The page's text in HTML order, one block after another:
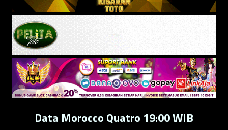
Data Morocco Quatro 19:00 WIB